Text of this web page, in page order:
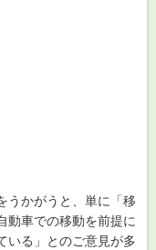
うかがうと、単に「移
動車での移動を前提に
いる」とのご意見が多